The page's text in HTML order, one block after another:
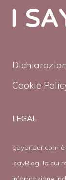
Cookie
LEGAL
gayprider.com è
IsayBlog! la cui